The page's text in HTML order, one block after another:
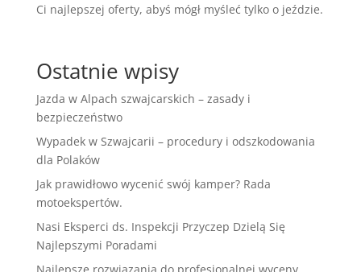
Ci najlepszej oferty, abyś mógł myśleć tylko o jeździe.
Ostatnie wpisy
Jazda w Alpach szwajcarskich – zasady i
bezpieczeństwo
Wypadek w Szwajcarii – procedury i odszkodowania
dla Polaków
Jak prawidłowo wycenić swój kamper? Rada
motoekspertów.
Nasi Eksperci ds. Inspekcji Przyczep Dzielą Się
Najlepszymi Poradami